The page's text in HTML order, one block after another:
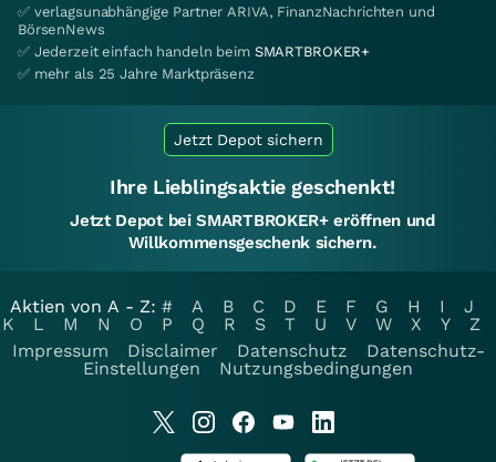
✅ verlagsunabhängige Partner ARIVA, FinanzNachrichten und
BörsenNews
✅ Jederzeit einfach handeln beim SMARTBROKER+
✅ mehr als 25 Jahre Marktpräsenz
Jetzt Depot sichern
Ihre Lieblingsaktie geschenkt!
Jetzt Depot bei SMARTBROKER+ eröffnen und
Willkommensgeschenk sichern.
Aktien von A - Z: # A B C D E F G H I
J
K
L M N O P Q R S T U V W X Y
Z
Impressum
Disclaimer Datenschutz
Datenschutz-
Einstellungen
Nutzungsbedingungen